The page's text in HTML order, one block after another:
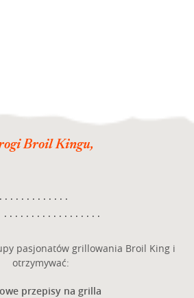
Broil Kingu,
pasjonatów grillowania Broil King i
otrzymywać:
przepisy na grilla